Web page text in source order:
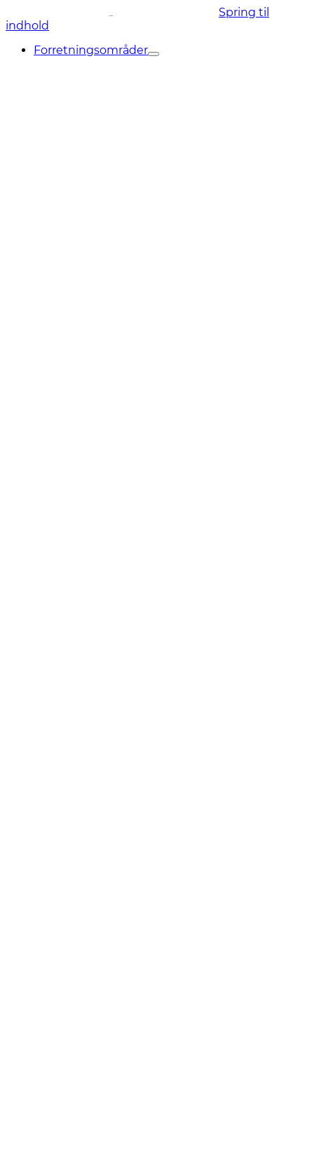
Spring til
indhold
Forretningsområder